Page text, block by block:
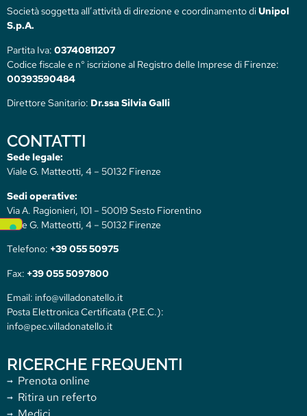
Società soggetta all’attività di direzione e coordinamento diUnipol
S.p.A.
Partita Iva: 03740811207
Codice fiscale e n° iscrizione al Registro delle Imprese di Firenze:
00393590484
Direttore Sanitario: Dr.ssa Silvia Galli
CONTATTI
Sede legale:
Viale G. Matteotti, 4 – 50132 Firenze
Sedi operative:
Via A. Ragionieri, 101 – 50019 Sesto Fiorentino
Viale G. Matteotti, 4 – 50132 Firenze
Telefono: +39 055 50975
Fax: +39 055 5097800
Email: info@villadonatello.it
Posta Elettronica Certificata (P.E.C.):
info@pec.villadonatello.it
RICERCHE FREQUENTI
Prenota online
Ritira un referto